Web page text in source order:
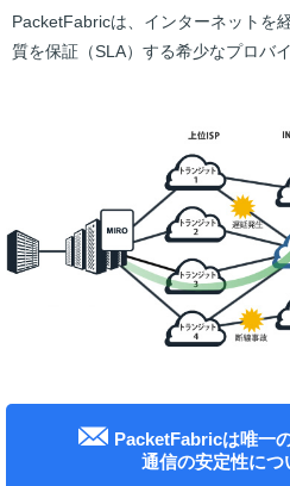
PacketFabricは、インターネットを
質を保証（SLA）する希少なプロバイ
PacketFabricは唯一
通信の安定性につ